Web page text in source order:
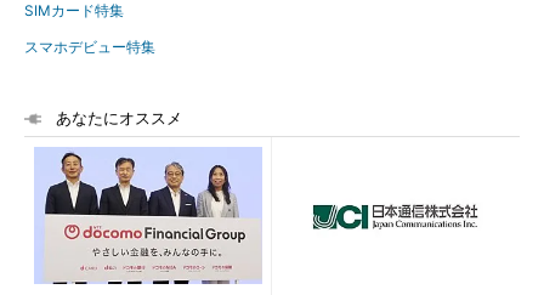
SIMカード特集
スマホデビュー特集
あなたにオススメ